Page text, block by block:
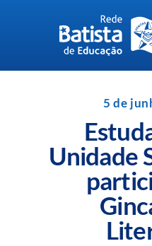
Perguntas
Blog da Rede
5 de
Unidade